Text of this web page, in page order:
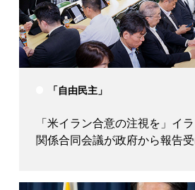
「自由民主」
「米イラン合意の注視を」イ
関係合同会議が政府から報告